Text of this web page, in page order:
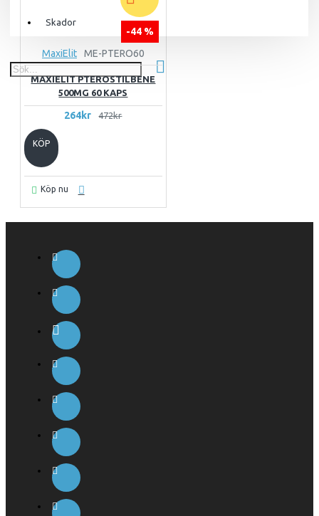
Skador
-44 %
MaxiElit
ME-PTERO60
MAXIELIT PTEROSTILBENE
500MG 60 KAPS
264kr 472kr
KÖP
Köp nu